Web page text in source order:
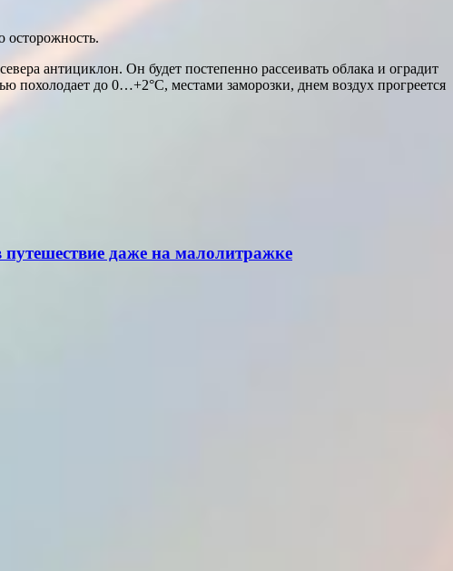
осторожность.
антициклон. Он будет постепенно рассеивать облака и оградит
до 0…+2°С, местами заморозки, днем воздух прогреется
даже на малолитражке